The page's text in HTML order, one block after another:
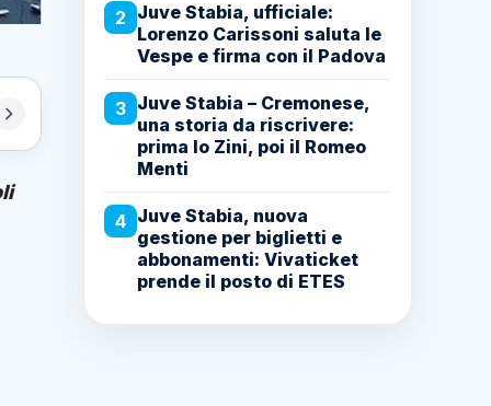
2 Juve Stabia, ufficiale:
Lorenzo Carissoni saluta le
Vespe e firma con il Padova
3 Juve Stabia – Cremonese,
una storia da riscrivere:
prima lo Zini, poi il Romeo
Menti
4 Juve Stabia, nuova
gestione per biglietti e
abbonamenti: Vivaticket
prende il posto di ETES